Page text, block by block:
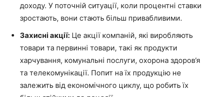
доходу. У поточній ситуації, коли процентні ставки
зростають, вони стають більш привабливими.
Захисні акції: Це акції компаній, які виробляють
товари та первинні товари, такі як продукти
харчування, комунальні послуги, охорона здоров’я
та телекомунікації. Попит на їх продукцію не
залежить від економічного циклу, що робить їх